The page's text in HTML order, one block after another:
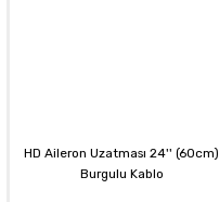
HD Aileron Uzatması 24'' (60cm)
Burgulu Kablo